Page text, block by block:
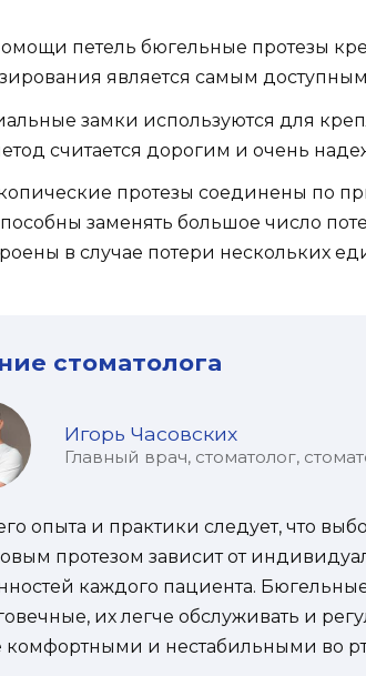
петель бюгельные протезы
является самым
замки используются для
считается дорогим и очень
протезы соединены по
заменять большое число
в случае потери нескольких
стоматолога
Игорь Часовских
Главный врач, стоматолог,
опыта и практики следует, что
протезом зависит от
каждого пациента.
их легче обслуживать и
комфортными и нестабильными во